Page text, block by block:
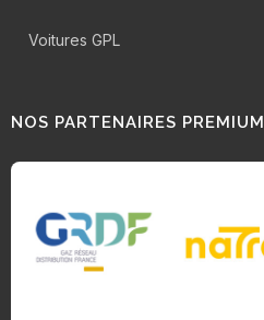
Voitures GPL
NOS PARTENAIRES PREMIUM